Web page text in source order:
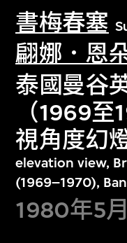
書梅春塞
翩娜．恩
泰國曼谷
（1969
視角度幻
elevation view,
(1969–1970),
1980年5月